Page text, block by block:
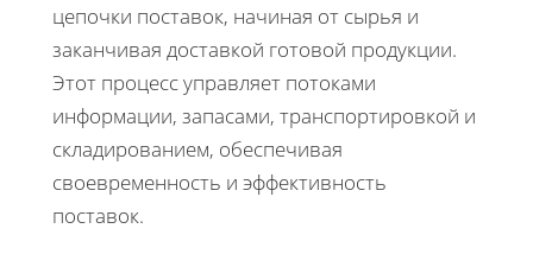
цепочки поставок, начиная от сырья и
заканчивая доставкой готовой продукции.
Этот процесс управляет потоками
информации, запасами, транспортировкой и
складированием, обеспечивая
своевременность и эффективность
поставок.